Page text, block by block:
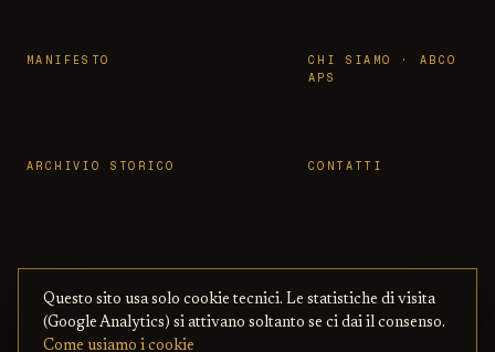
MANIFESTO
CHI SIAMO · ABCO
APS
ARCHIVIO STORICO CONTATTI
© 2026 OSSERVATORIO BBCC ·
ASSOCIAZIONE ABCO APS— CON BENI
CULTURALI ONLINE
PRIVACY
·COOKIE·
Questo sito usa solo cookie tecnici. Le statistiche di visita
(Google Analytics) si attivano soltanto se ci dai il consenso.
Come usiamo i cookie